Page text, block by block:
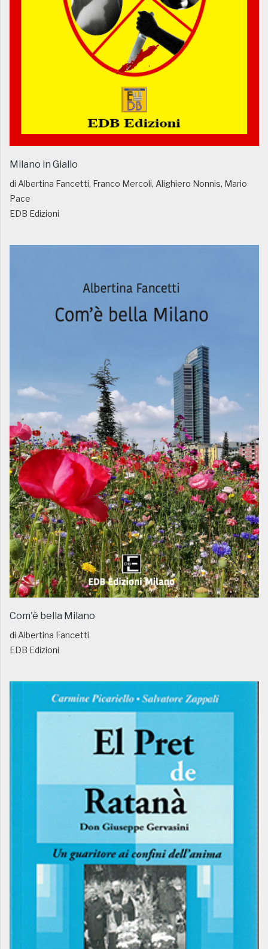
Milano in Giallo
di Albertina Fancetti, Franco Mercoli, Alighiero Nonnis, Mario
Pace
EDB Edizioni
Com'è bella Milano
di Albertina Fancetti
EDB Edizioni